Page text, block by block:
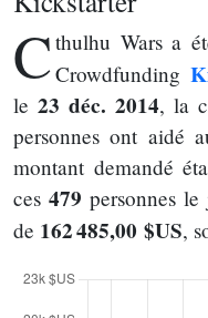
Cthulhu Wars a
Crowdfunding
le 23 déc. 2014, la
personnes ont aidé
montant demandé
ces 479 personnes
de 162 485,00 $US,